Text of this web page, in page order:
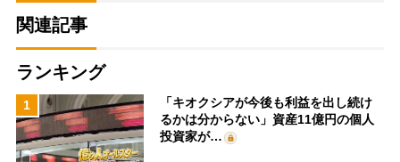
関連記事
ランキング
1
「キオクシアが今後も利益を出し続け
るかは分からない」資産11億円の個人
投資家が…